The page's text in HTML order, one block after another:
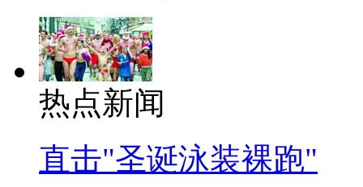
热点新闻
直击"圣诞泳装裸跑"